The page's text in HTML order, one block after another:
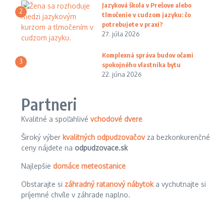
2
Jazyková škola v Prešove alebo
tlmočenie v cudzom jazyku: čo
potrebujete v praxi?
27. júla 2026
3
Komplexná správa budov očami
spokojného vlastníka bytu
22. júna 2026
Partneri
Kvalitné a spoľahlivé vchodové dvere
Široký výber kvalitných odpudzovačovza bezkonkurenčné
ceny nájdete na odpudzovace.sk
Najlepšie domáce meteostanice
Obstarajte si záhradný ratanový nábytoka vychutnajte si
príjemné chvíle v záhrade naplno.